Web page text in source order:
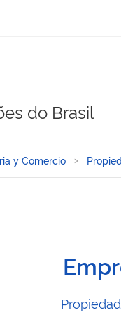
do Brasil
y Comercio